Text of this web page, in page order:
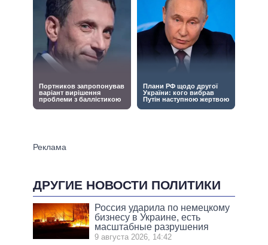
ДРУГИЕ НОВОСТИ ПОЛИТИКИ
Россия ударила по немецкому
бизнесу в Украине, есть
масштабные разрушения
9 августа 2026, 14:42